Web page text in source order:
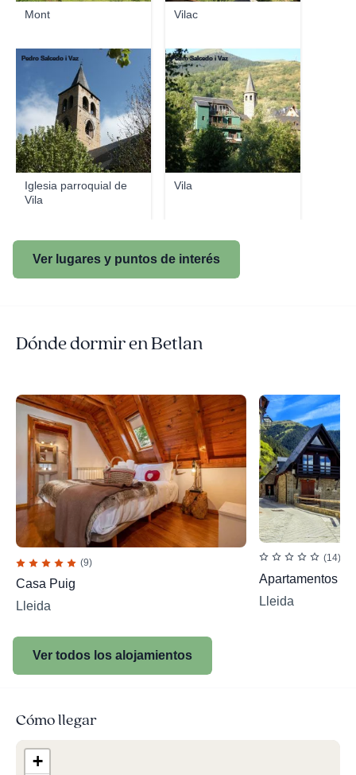
Mont Vilac
Iglesia parroquial de
Vila
Pedro Salcedo i Vaz
Vila
Pedro Salcedo i Vaz
Ver lugares y puntos de interés
Dónde dormir en Betlan
(9)
Casa Puig
Lleida
(14)
Apartamentos
Lleida
Ver todos los alojamientos
Cómo llegar
+